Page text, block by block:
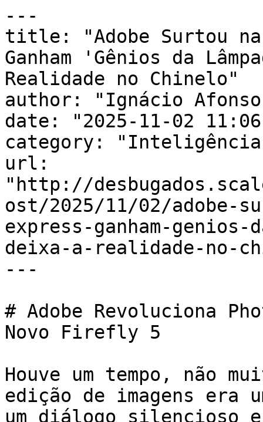
---
title: "Adobe Surtou na
Ganham 'Gênios da
Realidade no Chinelo"
author: "Ignácio
date: "2025-11-02
category:
url:
"http://
ost/2025/11/02/adobe-
express-ganham-
deixa-a-realidade-no-
---
# Adobe Revoluciona
Novo Firefly 5
Houve um tempo, não
edição de imagens era
um diálogo silencioso